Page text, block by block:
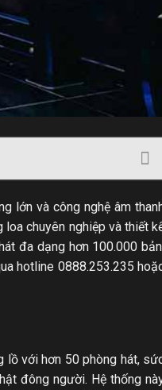
lớn và công nghệ âm
chuyên nghiệp và thiết
đa dạng hơn 100.000
hotline 0888.253.235
lồ với hơn 50 phòng hát,
đông người. Hệ thống